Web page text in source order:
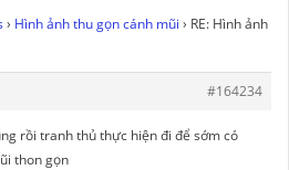
› Hình ảnh thu gọn cánh mũi › RE: Hình ảnh
#164234
rồi tranh thủ thực hiện đi để sớm có
thon gọn